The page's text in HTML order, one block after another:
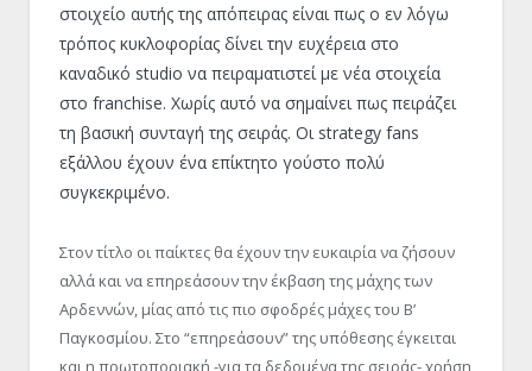
στοιχείο αυτής της απόπειρας είναι πως ο εν λόγω
τρόπος κυκλοφορίας δίνει την ευχέρεια στο
καναδικό studio να πειραματιστεί με νέα στοιχεία
στο franchise. Χωρίς αυτό να σημαίνει πως πειράζει
τη βασική συνταγή της σειράς. Οι strategy fans
εξάλλου έχουν ένα επίκτητο γούστο πολύ
συγκεκριμένο.
Στον τίτλο οι παίκτες θα έχουν την ευκαιρία να ζήσουν
αλλά και να επηρεάσουν την έκβαση της μάχης των
Αρδεννών, μίας από τις πιο σφοδρές μάχες του Β’
Παγκοσμίου. Στο “επηρεάσουν” της υπόθεσης έγκειται
και η πρωτοποριακή -για τα δεδομένα της σειράς- χρήση